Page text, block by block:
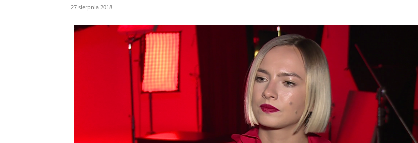
27 sierpnia 2018